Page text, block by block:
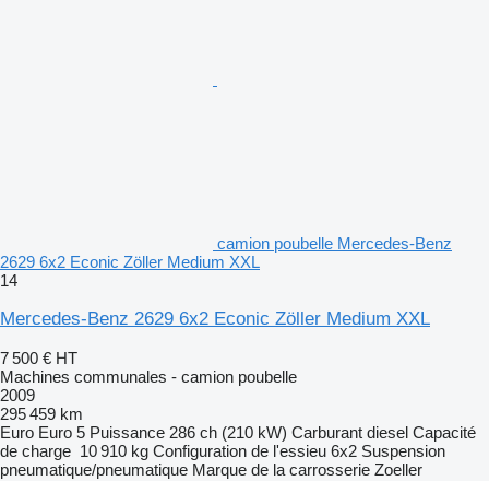
camion poubelle Mercedes-Benz
2629 6x2 Econic Zöller Medium XXL
14
Mercedes-Benz 2629 6x2 Econic Zöller Medium XXL
7 500 € HT
Machines communales - camion poubelle
2009
295 459 km
Euro Euro 5 Puissance 286 ch (210 kW) Carburant diesel Capacité
de charge 10 910 kg Configuration de l'essieu 6x2 Suspension
pneumatique/pneumatique Marque de la carrosserie Zoeller